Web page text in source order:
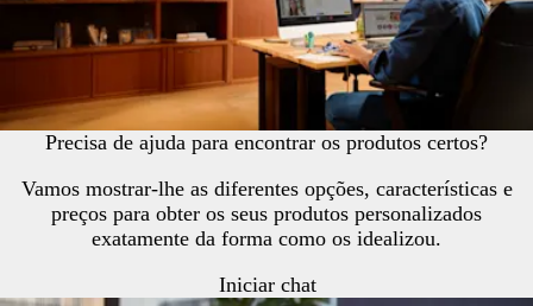
Precisa de ajuda para encontrar os produtos certos?
Vamos mostrar-lhe as diferentes opções, características e
preços para obter os seus produtos personalizados
exatamente da forma como os idealizou.
Iniciar chat